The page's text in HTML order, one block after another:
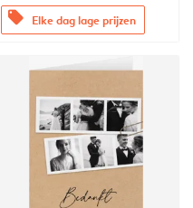
offers Elke dag lage prijzen